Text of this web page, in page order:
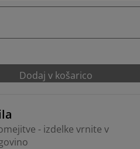
Dodaj v košarico
- izdelke vrnite v